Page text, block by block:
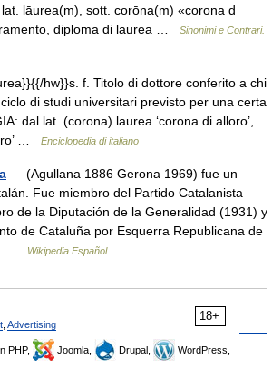
lāurea(m), sott. corōna(m) «corona d
diploma di laurea …
Sinonimi e Contrari.
hw}}s. f. Titolo di dottore conferito a chi
di studi universitari previsto per una certa
dal lat. (corona) laurea ‘corona di alloro’,
…
Enciclopedia di italiano
— (Agullana 1886 Gerona 1969) fue un
Fue miembro del Partido Catalanista
de la Diputación de la Generalidad (1931) y
de Cataluña por Esquerra Republicana de
…
Wikipedia Español
18+
Advertising
PHP, Joomla, Drupal,
WordPress,